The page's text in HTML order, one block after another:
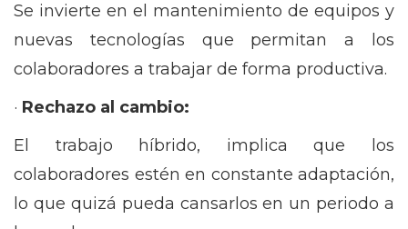
Se invierte en el mantenimiento de equipos y
nuevas tecnologías que permitan a los
colaboradores a trabajar de forma productiva.
· Rechazo al cambio:
El trabajo híbrido, implica que los
colaboradores estén en constante adaptación,
lo que quizá pueda cansarlos en un periodo a